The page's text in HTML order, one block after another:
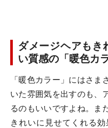
ダメージヘアもき
い質感の「暖色カラ
「暖色カラー」にはさ
いた雰囲気を出すのも、
るのもいいですよね。ま
きれいに見せてくれる